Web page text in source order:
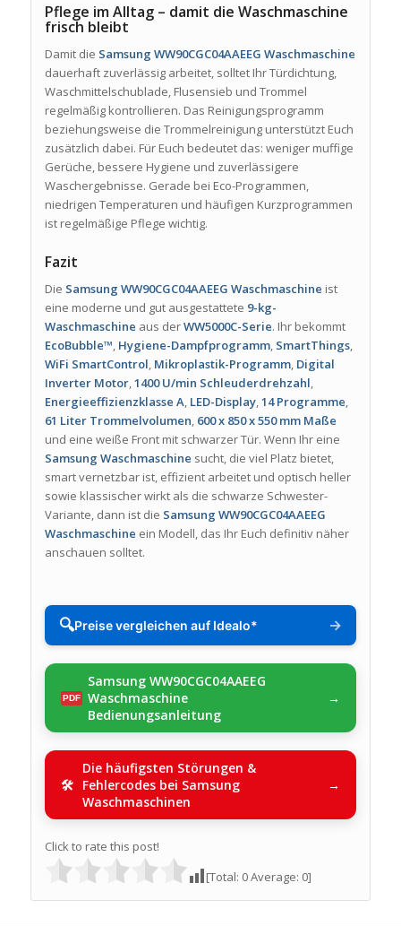
Pflege im Alltag – damit die Waschmaschine
frisch bleibt
Damit die Samsung WW90CGC04AAEEG Waschmaschine
dauerhaft zuverlässig arbeitet, solltet Ihr Türdichtung,
Waschmittelschublade, Flusensieb und Trommel
regelmäßig kontrollieren. Das Reinigungsprogramm
beziehungsweise die Trommelreinigung unterstützt Euch
zusätzlich dabei. Für Euch bedeutet das: weniger muffige
Gerüche, bessere Hygiene und zuverlässigere
Waschergebnisse. Gerade bei Eco-Programmen,
niedrigen Temperaturen und häufigen Kurzprogrammen
ist regelmäßige Pflege wichtig.
Fazit
Die Samsung WW90CGC04AAEEG Waschmaschine ist
eine moderne und gut ausgestattete 9-kg-
Waschmaschine aus derWW5000C-Serie. Ihr bekommt
EcoBubble™, Hygiene-Dampfprogramm, SmartThings,
WiFi SmartControl, Mikroplastik-Programm, Digital
Inverter Motor,1400 U/min Schleuderdrehzahl,
Energieeffizienzklasse A, LED-Display,14 Programme,
61 Liter Trommelvolumen, 600 x 850 x 550 mm Maße
und eine weiße Front mit schwarzer Tür. Wenn Ihr eine
Samsung Waschmaschine sucht, die viel Platz bietet,
smart vernetzbar ist, effizient arbeitet und optisch heller
sowie klassischer wirkt als die schwarze Schwester-
Variante, dann ist die Samsung WW90CGC04AAEEG
Waschmaschine ein Modell, das Ihr Euch definitiv näher
anschauen solltet.
🔍Preise vergleichen auf Idealo* →
Samsung WW90CGC04AAEEG
Waschmaschine
Bedienungsanleitung
Die häufigsten Störungen &
Fehlercodes bei Samsung
Waschmaschinen
Click to rate this post!
[Total: 0Average: 0]